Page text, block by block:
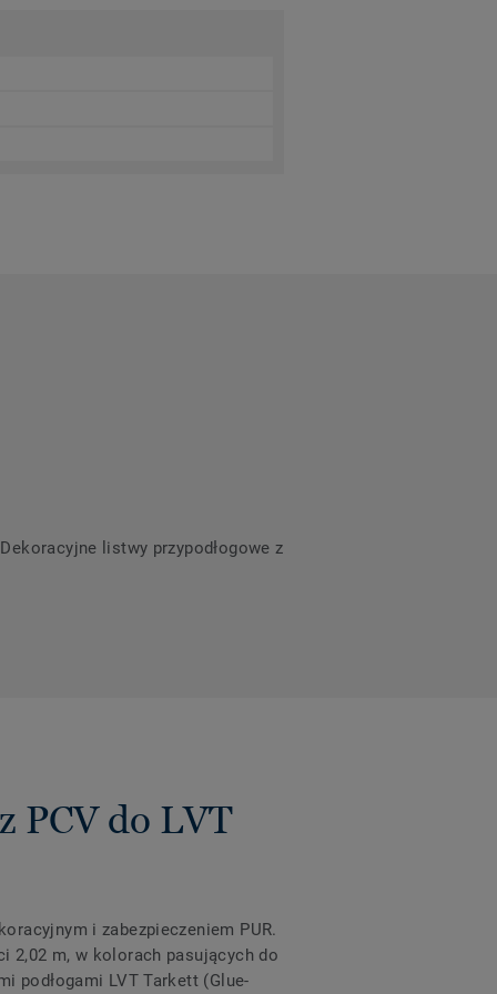
listwy przypodłogowe z
PCV do LVT
i zabezpieczeniem PUR.
2,02 m, w kolorach pasujących do
podłogami LVT Tarkett (Glue-